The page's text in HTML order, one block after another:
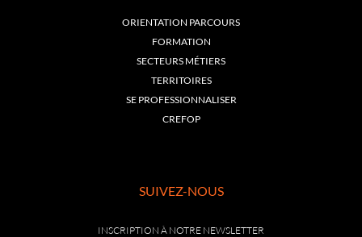
ORIENTATION PARCOURS
FORMATION
SECTEURS MÉTIERS
TERRITOIRES
SE PROFESSIONNALISER
CREFOP
SUIVEZ-NOUS
INSCRIPTION À NOTRE NEWSLETTER